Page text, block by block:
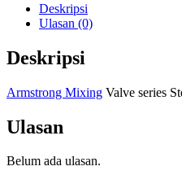
Deskripsi
Ulasan (0)
Deskripsi
Armstrong Mixing Valve series
Ulasan
Belum ada ulasan.